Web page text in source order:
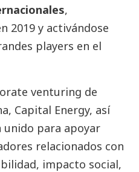
,
2019 y activándose
players en el
venturing de
Capital Energy, así
unido para apoyar
relacionados con
impacto social,